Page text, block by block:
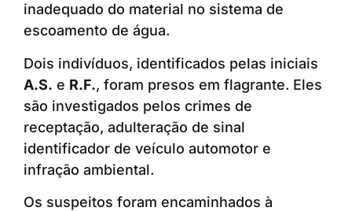
inadequado do material no sistema de
escoamento de água.
Dois indivíduos, identificados pelas iniciais
A.S. e R.F., foram presos em flagrante. Eles
são investigados pelos crimes de
receptação, adulteração de sinal
identificador de veículo automotor e
infração ambiental.
Os suspeitos foram encaminhados à